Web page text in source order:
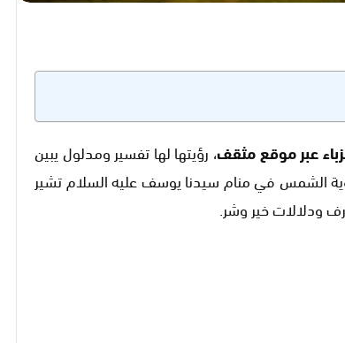
عبر موقع مثقف، رؤيتها لها تفسير ومدلول يبين
الشمس في منام سيدنا يوسف عليه السلام تشير
ودلالات خير وشر.